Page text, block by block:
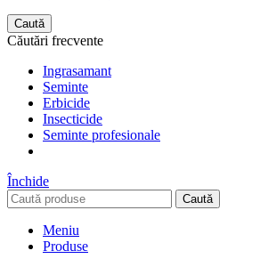
Caută
Căutări frecvente
Ingrasamant
Seminte
Erbicide
Insecticide
Seminte profesionale
Închide
Caută
Meniu
Produse